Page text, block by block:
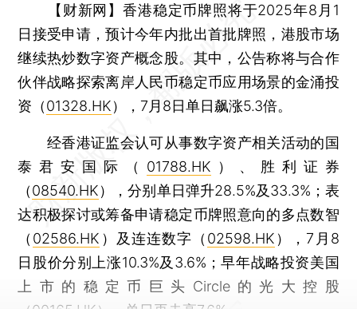
【财新网】香港稳定币牌照将于2025年8月1
日接受申请，预计今年内批出首批牌照，港股市场
继续热炒数字资产概念股。其中，公告称将与合作
伙伴战略探索离岸人民币稳定币应用场景的金涌投
资（01328.HK），7月8日单日飙涨5.3倍。
经香港证监会认可从事数字资产相关活动的国
泰君安国际（ 01788.HK ）、胜利证券
（08540.HK），分别单日弹升28.5%及33.3%；表
达积极探讨或筹备申请稳定币牌照意向的多点数智
（ 02586.HK ）及连连数字（ 02598.HK ），7月8
日股价分别上涨10.3%及3.6%；早年战略投资美国
上市的稳定币巨头Circle的光大控股